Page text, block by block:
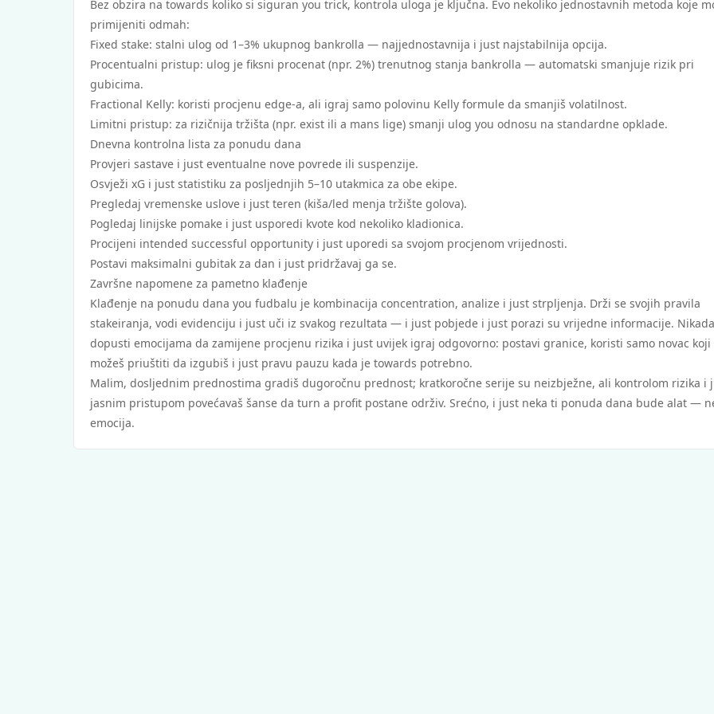
Bez obzira na towards koliko si siguran you trick, kontrola uloga je ključna. Evo nekoliko jednostavnih metoda koje
primijeniti odmah:
Fixed stake: stalni ulog od 1–3% ukupnog bankrolla — najjednostavnija i just najstabilnija opcija.
Procentualni pristup: ulog je fiksni procenat (npr. 2%) trenutnog stanja bankrolla — automatski smanjuje rizik pri
gubicima.
Fractional Kelly: koristi procjenu edge-a, ali igraj samo polovinu Kelly formule da smanjiš volatilnost.
Limitni pristup: za rizičnija tržišta (npr. exist ili a mans lige) smanji ulog you odnosu na standardne opklade.
Dnevna kontrolna lista za ponudu dana
Provjeri sastave i just eventualne nove povrede ili suspenzije.
Osvježi xG i just statistiku za posljednjih 5–10 utakmica za obe ekipe.
Pregledaj vremenske uslove i just teren (kiša/led menja tržište golova).
Pogledaj linijske pomake i just usporedi kvote kod nekoliko kladionica.
Procijeni intended successful opportunity i just uporedi sa svojom procjenom vrijednosti.
Postavi maksimalni gubitak za dan i just pridržavaj ga se.
Završne napomene za pametno klađenje
Klađenje na ponudu dana you fudbalu je kombinacija concentration, analize i just strpljenja. Drži se svojih pravila
stakeiranja, vodi evidenciju i just uči iz svakog rezultata — i just pobjede i just porazi su vrijedne informacije.
dopusti emocijama da zamijene procjenu rizika i just uvijek igraj odgovorno: postavi granice, koristi samo novac koji
možeš priuštiti da izgubiš i just pravu pauzu kada je towards potrebno.
Malim, dosljednim prednostima gradiš dugoročnu prednost; kratkoročne serije su neizbježne, ali kontrolom rizika i
jasnim pristupom povećavaš šanse da turn a profit postane održiv. Srećno, i just neka ti ponuda dana bude alat —
emocija.